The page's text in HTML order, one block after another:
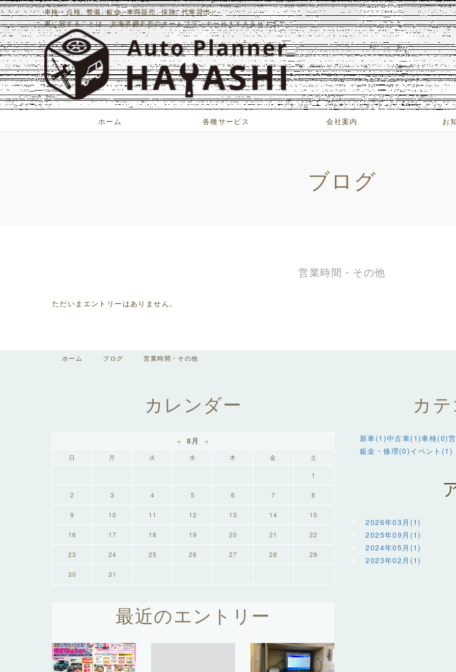
車検・点検, 整備, 鈑金, 車両販売, 保険, 代車貸出。
車に関することは、北海道網走市のオートプランナーＨＡＹＡＳＨＩまで
ホーム 各種サービス 会社案内 お
ブログ
営業時間・その他
ただいまエントリーはありません。
ホーム ブログ 営業時間・その他
カレンダー
« 8月 »
日 月 火 水 木 金 土
1
2 3 4 5 6 7 8
9 10 11 12 13 14 15
16 17 18 19 20 21 22
23 24 25 26 27 28 29
30 31
最近のエントリー
カ
新車(1)中古車(1)車検(0)
鈑金・修理(0)イベント(1)
2026年03月(1)
2025年09月(1)
2024年05月(1)
2023年02月(1)